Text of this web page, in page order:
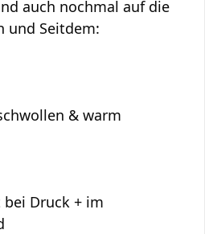
auch nochmal auf die
und Seitdem:
& warm
Druck + im